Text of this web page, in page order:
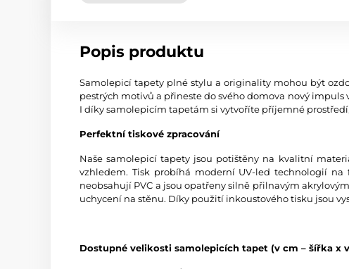
Popis produktu
Samolepicí tapety plné stylu a originality mohou být
pestrých motivů a přineste do svého domova nový impuls
I díky samolepicím tapetám si vytvoříte příjemné
Perfektní tiskové zpracování
Naše samolepicí tapety jsou potištěny na kvalitní
vzhledem. Tisk probíhá moderní UV-led technologií
neobsahují PVC a jsou opatřeny silně přilnavým
uchycení na stěnu. Díky použití inkoustového tisku jsou
Dostupné velikosti samolepicích tapet (v cm – šířka x